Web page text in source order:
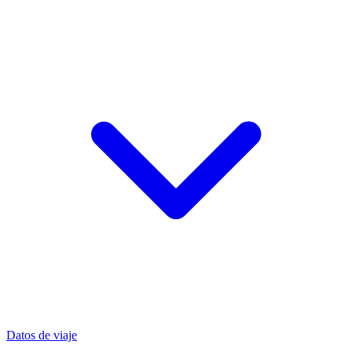
Datos de viaje